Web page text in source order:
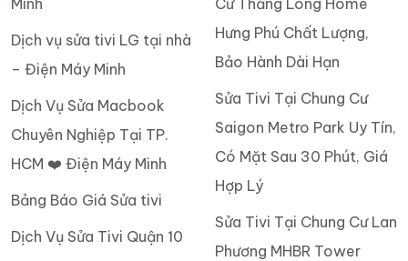
Dịch vụ sửa tivi LG tại nhà
– Điện Máy Minh
Dịch Vụ Sửa Macbook
Chuyên Nghiệp Tại TP.
HCM ❤️ Điện Máy Minh
Bảng Báo Giá Sửa tivi
Dịch Vụ Sửa Tivi Quận 10
Hưng Phú Chất Lượng,
Bảo Hành Dài Hạn
Sửa Tivi Tại Chung Cư
Saigon Metro Park Uy Tín,
Có Mặt Sau 30 Phút, Giá
Hợp Lý
Sửa Tivi Tại Chung Cư Lan
Phương MHBR Tower